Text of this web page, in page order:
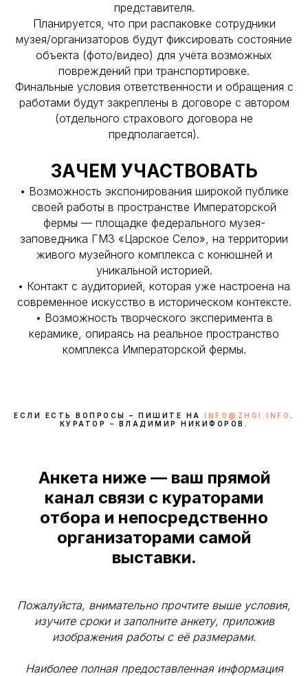
представителя.
Планируется, что при распаковке сотрудники
музея/организаторов будут фиксировать состояние
объекта (фото/видео) для учёта возможных
повреждений при транспортировке.
Финальные условия ответственности и обращения с
работами будут закреплены в договоре с автором
(отдельного страхового договора не
предполагается).
ЗАЧЕМ УЧАСТВОВАТЬ
• Возможность экспонирования широкой публике
своей работы в пространстве Императорской
фермы — площадке федерального музея-
заповедника ГМЗ «Царское Село», на территории
живого музейного комплекса с конюшней и
уникальной историей.
• Контакт с аудиторией, которая уже настроена на
современное искусство в историческом контексте.
• Возможность творческого эксперимента в
керамике, опираясь на реальное пространство
комплекса Императорской фермы.
ЕСЛИ ЕСТЬ ВОПРОСЫ – ПИШИТЕ НАINFO@ZHGI.INFO
КУРАТОР – ВЛАДИМИР НИКИФОРОВ.
Анкета ниже — ваш прямой
канал связи с кураторами
отбора и непосредственно
организаторами самой
выставки.
Пожалуйста, внимательно прочтите выше условия,
изучите сроки и заполните анкету, приложив
изображения работы с её размерами.
Наиболее полная предоставленная информация